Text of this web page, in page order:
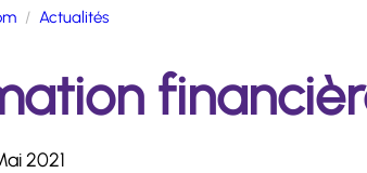
Actualités
2021